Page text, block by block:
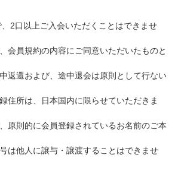
2口以上ご入会いただくことはできませ
会員規約の内容にご同意いただいたものと
返還および、途中退会は原則として行ない
住所は、日本国内に限らせていただきま
原則的に会員登録されているお名前のご本
は他人に譲与・譲渡することはできませ